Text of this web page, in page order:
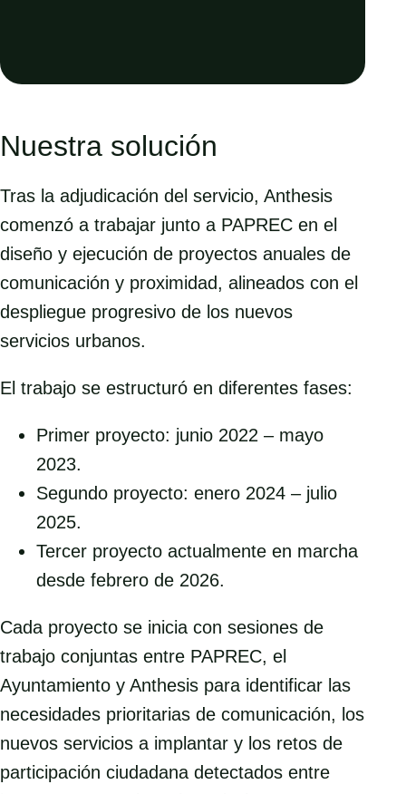
Nuestra solución
Tras la adjudicación del servicio, Anthesis
comenzó a trabajar junto a PAPREC en el
diseño y ejecución de proyectos anuales de
comunicación y proximidad, alineados con el
despliegue progresivo de los nuevos
servicios urbanos.
El trabajo se estructuró en diferentes fases:
Primer proyecto: junio 2022 – mayo
2023.
Segundo proyecto: enero 2024 – julio
2025.
Tercer proyecto actualmente en marcha
desde febrero de 2026.
Cada proyecto se inicia con sesiones de
trabajo conjuntas entre PAPREC, el
Ayuntamiento y Anthesis para identificar las
necesidades prioritarias de comunicación, los
nuevos servicios a implantar y los retos de
participación ciudadana detectados entre